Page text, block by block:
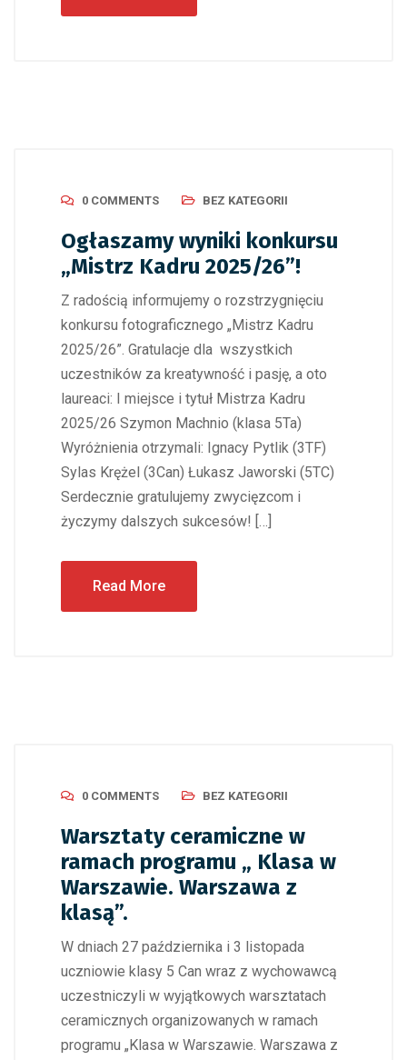
0 COMMENTS BEZ KATEGORII
Ogłaszamy wyniki konkursu
„Mistrz Kadru 2025/26”!
Z radością informujemy o rozstrzygnięciu
konkursu fotograficznego „Mistrz Kadru
2025/26”. Gratulacje dla wszystkich
uczestników za kreatywność i pasję, a oto
laureaci: I miejsce i tytuł Mistrza Kadru
2025/26 Szymon Machnio (klasa 5Ta)
Wyróżnienia otrzymali: Ignacy Pytlik (3TF)
Sylas Krężel (3Can) Łukasz Jaworski (5TC)
Serdecznie gratulujemy zwycięzcom i
życzymy dalszych sukcesów! […]
Read More
0 COMMENTS BEZ KATEGORII
Warsztaty ceramiczne w
ramach programu „ Klasa w
Warszawie. Warszawa z
klasą”.
W dniach 27 października i 3 listopada
uczniowie klasy 5 Can wraz z wychowawcą
uczestniczyli w wyjątkowych warsztatach
ceramicznych organizowanych w ramach
programu „Klasa w Warszawie. Warszawa z